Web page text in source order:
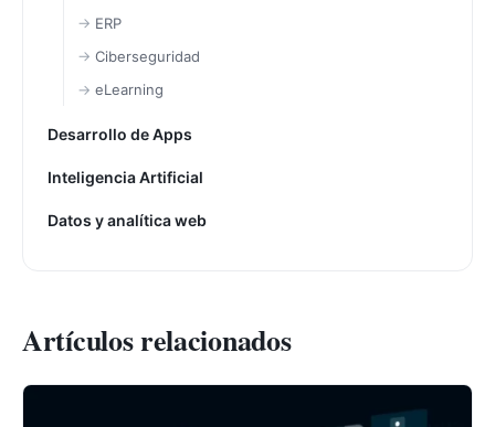
ERP
Ciberseguridad
eLearning
Desarrollo de Apps
Inteligencia Artificial
Datos y analítica web
Artículos relacionados